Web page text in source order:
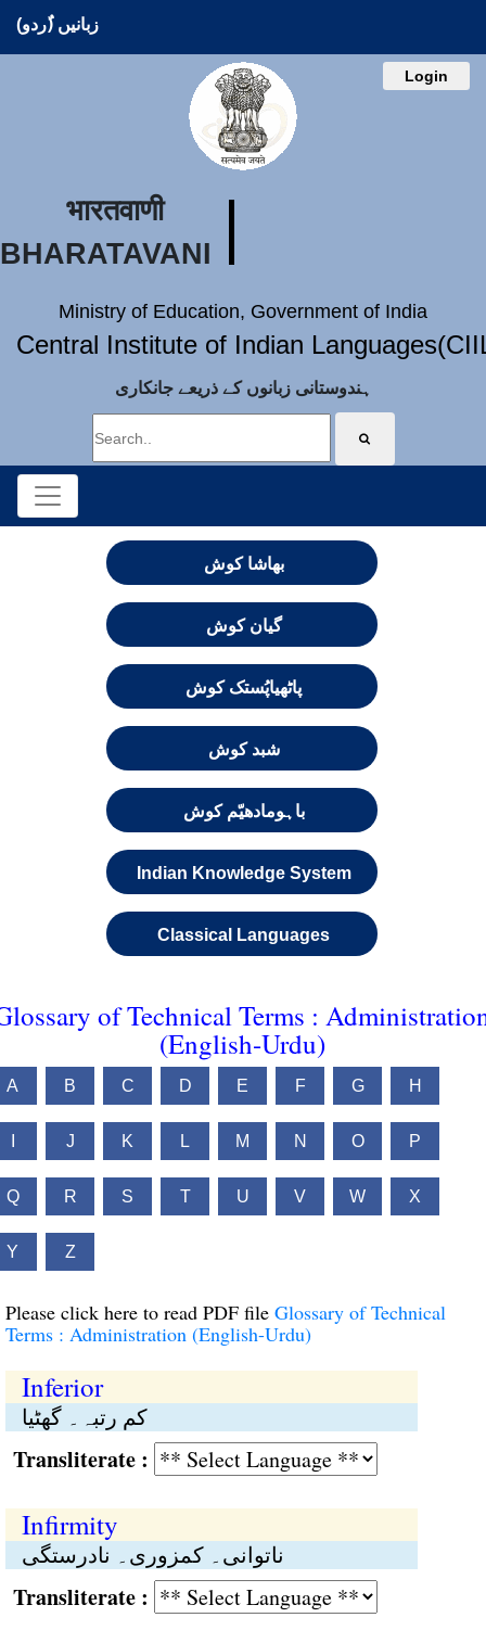
زبانیں (ُردو)
Login
भारतवाणी
BHARATAVANI
Ministry of Education, Government of India
Central Institute of Indian
ہندوستانی زبانوں کے ذریعے جانکاری
بھاشا کوش
گیان کوش
پاٹھیاپُستک کوش
شبد کوش
باہومادھیّم کوش
Indian Knowledge System
Classical Languages
of Technical Terms :
(English-Urdu)
A B C D E F G H
J K L M N O P
Q R S T U V W X
Y Z
Please click here to read PDF file Glossary of Technical
Terms : Administration (English-Urdu)
Inferior
کم رتبہ۔ گھٹیا
:
Infirmity
ناتوانی۔ کمزوری۔ نادرستگی
: